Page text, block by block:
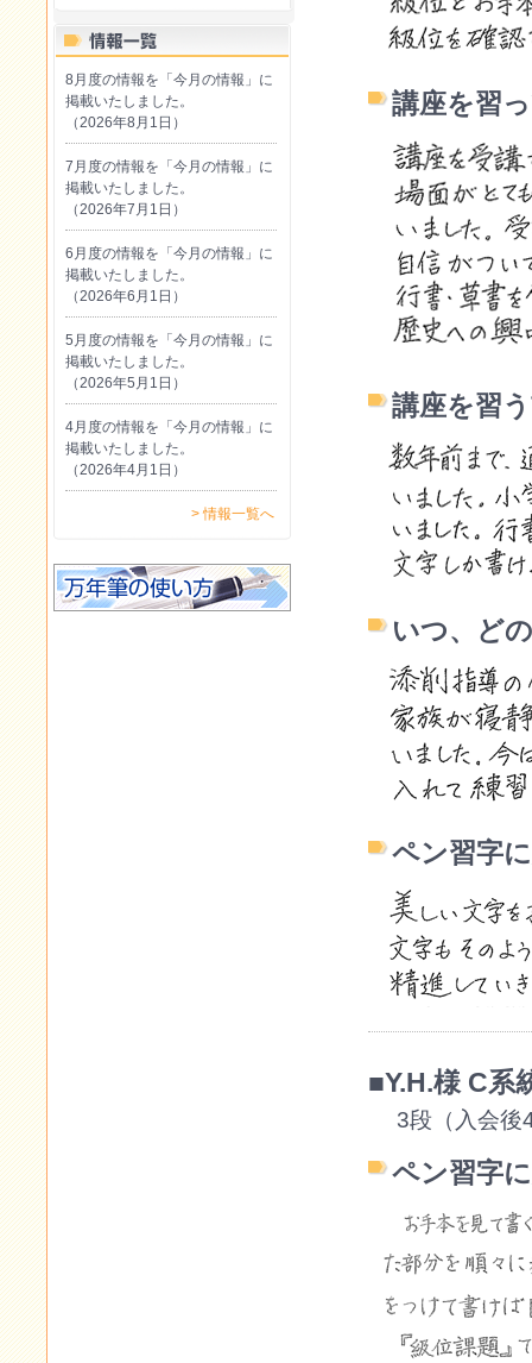
講座を習
講座を習
いつ、ど
ペン習字
■Y.H.様 C系
3段（入会後
ペン習字
8月度の情報を「今月の情報」に
掲載いたしました。
（2026年8月1日）
7月度の情報を「今月の情報」に
掲載いたしました。
（2026年7月1日）
6月度の情報を「今月の情報」に
掲載いたしました。
（2026年6月1日）
5月度の情報を「今月の情報」に
掲載いたしました。
（2026年5月1日）
4月度の情報を「今月の情報」に
掲載いたしました。
（2026年4月1日）
> 情報一覧へ